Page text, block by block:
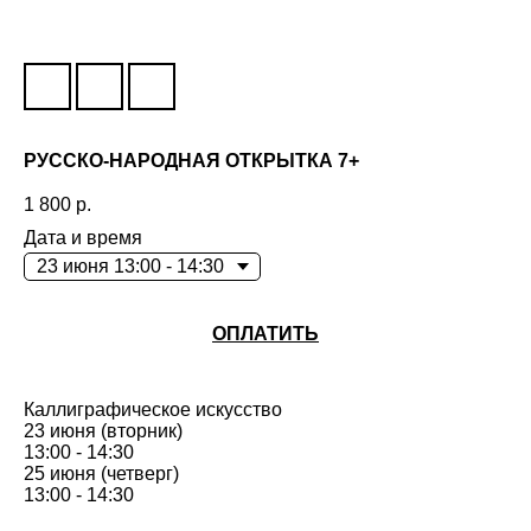
РУССКО-НАРОДНАЯ ОТКРЫТКА 7+
1 800 р.
Дата и время
ОПЛАТИТЬ
Каллиграфическое искусство
23 июня (вторник)
13:00 - 14:30
25 июня (четверг)
13:00 - 14:30